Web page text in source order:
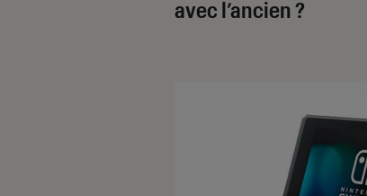
avec l’ancien ?